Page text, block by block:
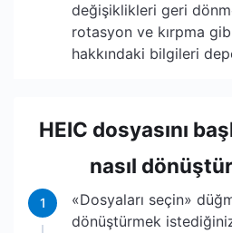
değişiklikleri geri
rotasyon ve kırpma
hakkındaki bilgileri
HEIC dosyasını
nasıl
1
«Dosyaları seçin»
dönüştürmek